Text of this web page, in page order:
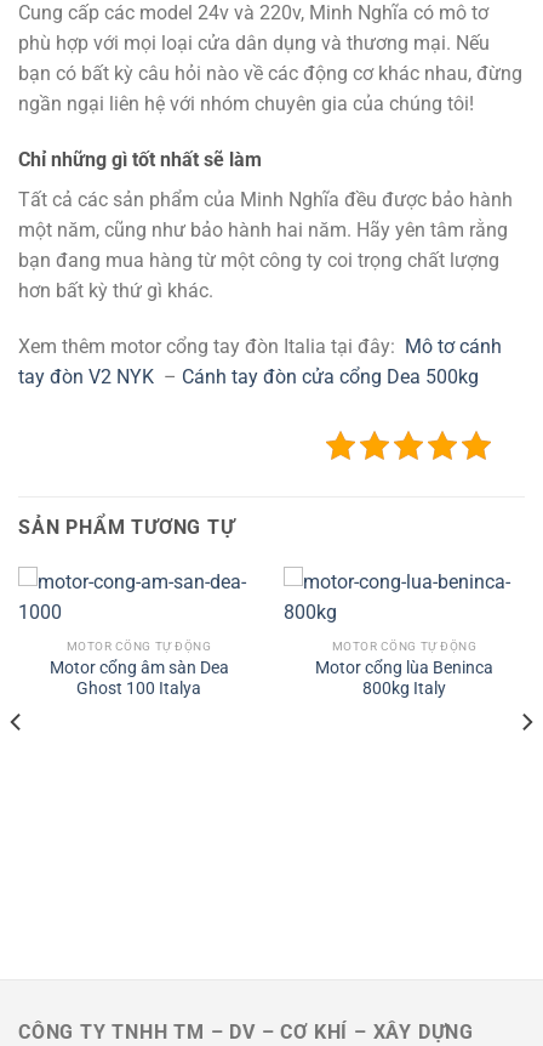
Cung cấp các model 24v và 220v, Minh Nghĩa có mô tơ
phù hợp với mọi loại cửa dân dụng và thương mại. Nếu
bạn có bất kỳ câu hỏi nào về các động cơ khác nhau, đừng
ngần ngại liên hệ với nhóm chuyên gia của chúng tôi!
Chỉ những gì tốt nhất sẽ làm
Tất cả các sản phẩm của Minh Nghĩa đều được bảo hành
một năm, cũng như bảo hành hai năm. Hãy yên tâm rằng
bạn đang mua hàng từ một công ty coi trọng chất lượng
hơn bất kỳ thứ gì khác.
Xem thêm motor cổng tay đòn Italia tại đây: Mô tơ cánh
tay đòn V2 NYK – Cánh tay đòn cửa cổng Dea 500kg
SẢN PHẨM TƯƠNG TỰ
MOTOR CỔNG TỰ ĐỘNG
Motor cổng âm sàn Dea
Ghost 100 Italya
MOTOR CỔNG TỰ ĐỘNG
Motor cổng lùa Beninca
800kg Italy
CÔNG TY TNHH TM – DV – CƠ KHÍ – XÂY DỰNG